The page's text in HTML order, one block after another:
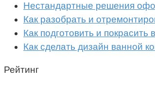
Нестандартные решения
Как разобрать и
Как подготовить и покрасить
Как сделать дизайн ванной
Рейтинг